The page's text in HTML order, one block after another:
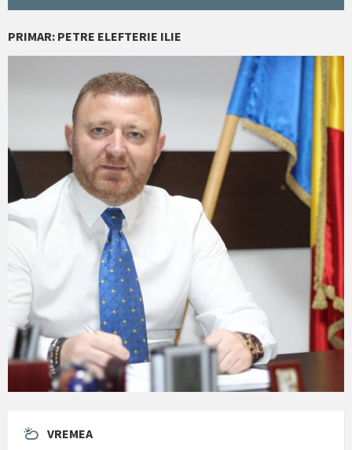
PRIMAR: PETRE ELEFTERIE ILIE
VREMEA